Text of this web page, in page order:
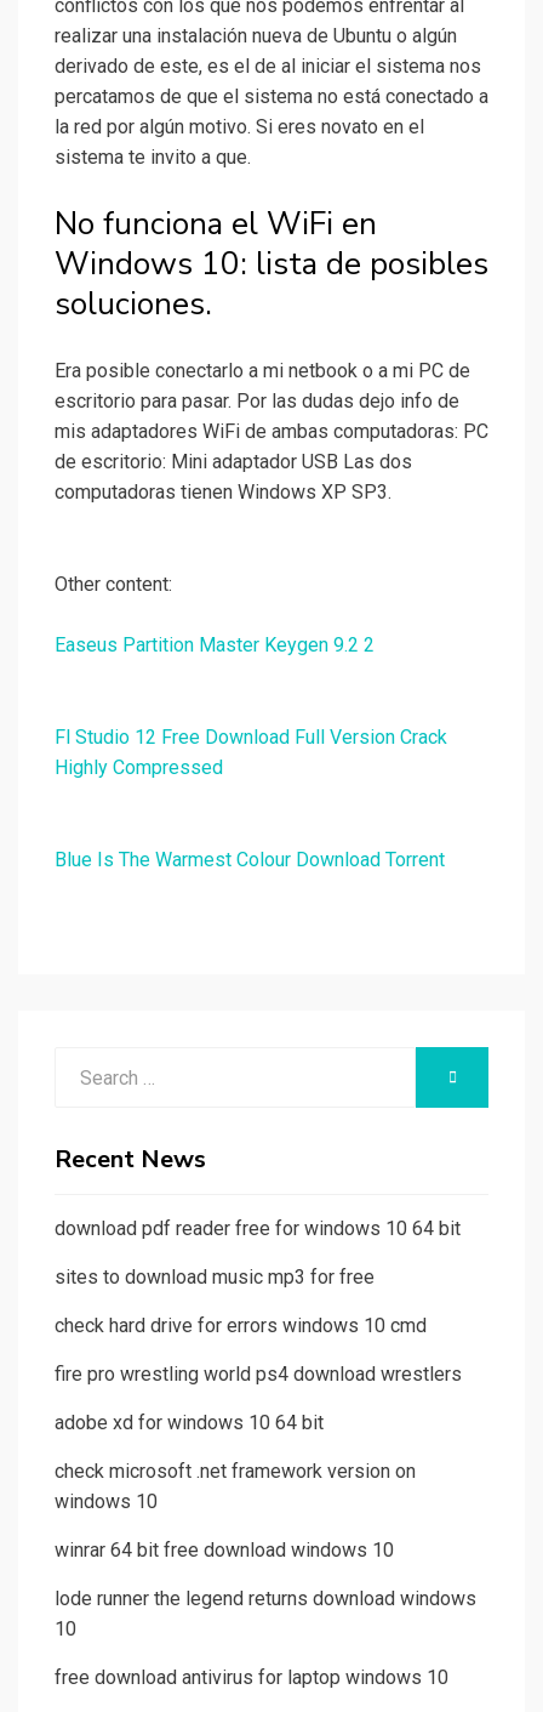
conflictos con los que nos podemos enfrentar al
realizar una instalación nueva de Ubuntu o algún
derivado de este, es el de al iniciar el sistema nos
percatamos de que el sistema no está conectado a
la red por algún motivo. Si eres novato en el
sistema te invito a que.
No funciona el WiFi en
Windows 10: lista de posibles
soluciones.
Era posible conectarlo a mi netbook o a mi PC de
escritorio para pasar. Por las dudas dejo info de
mis adaptadores WiFi de ambas computadoras: PC
de escritorio: Mini adaptador USB Las dos
computadoras tienen Windows XP SP3.
Other content:
Easeus Partition Master Keygen 9.2 2
Fl Studio 12 Free Download Full Version Crack
Highly Compressed
Blue Is The Warmest Colour Download Torrent
Recent News
download pdf reader free for windows 10 64 bit
sites to download music mp3 for free
check hard drive for errors windows 10 cmd
fire pro wrestling world ps4 download wrestlers
adobe xd for windows 10 64 bit
check microsoft .net framework version on
windows 10
winrar 64 bit free download windows 10
lode runner the legend returns download windows
10
free download antivirus for laptop windows 10